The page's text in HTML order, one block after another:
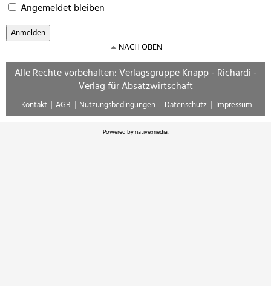
Angemeldet bleiben
NACH OBEN
Alle Rechte vorbehalten: Verlagsgruppe Knapp - Richardi -
Verlag für Absatzwirtschaft
Kontakt AGB Nutzungsbedingungen Datenschutz Impressum
Powered bynative:media.